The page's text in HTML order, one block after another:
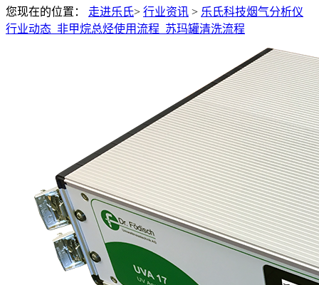
您现在的位置： 走进乐氏> 行业资讯 > 乐氏科技烟气分析仪
行业动态_非甲烷总烃使用流程_苏玛罐清洗流程